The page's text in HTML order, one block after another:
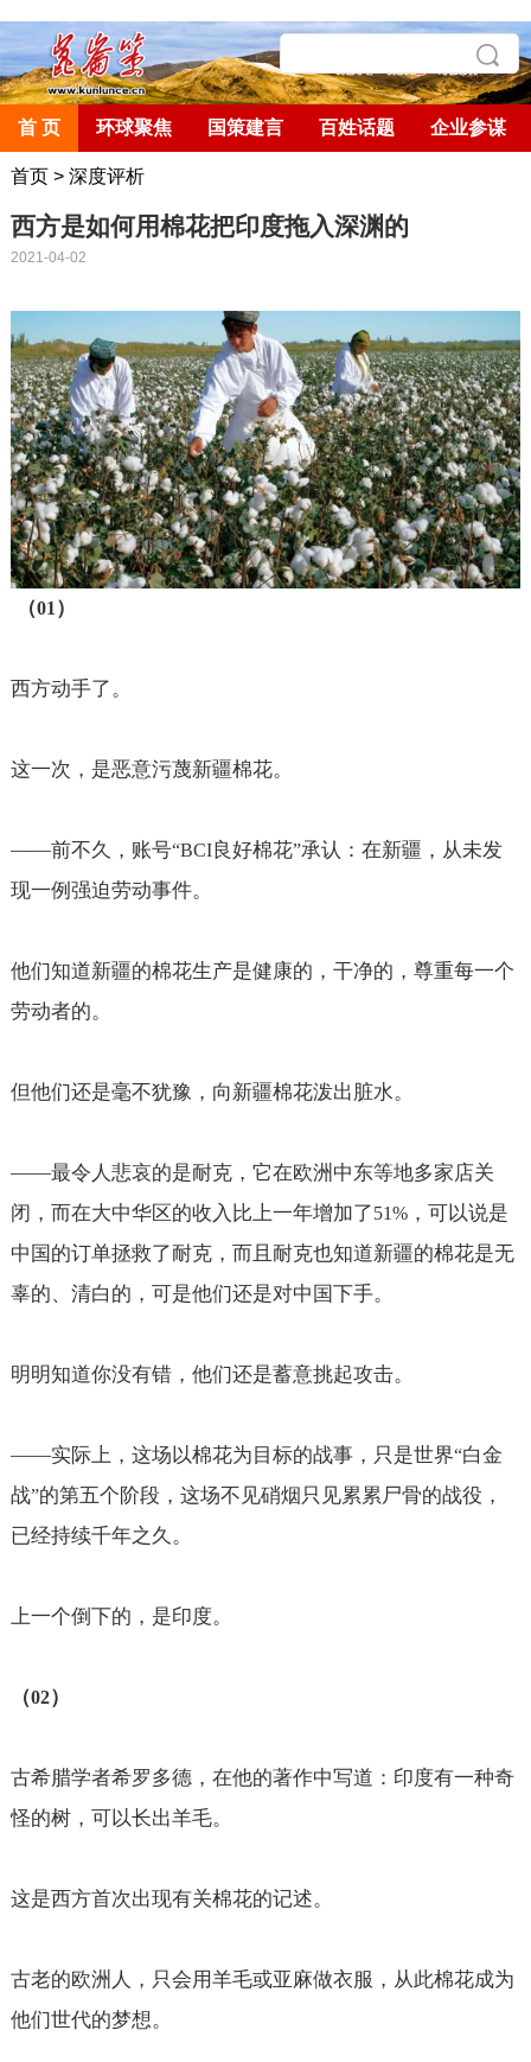
首 页 环球聚焦 国策建言 百姓话题 企业参谋
首页> 深度评析
西方是如何用棉花把印度拖入深渊的
2021-04-02
（01）
西方动手了。
这一次，是恶意污蔑新疆棉花。
——前不久，账号“BCI良好棉花”承认：在新疆，从未发
现一例强迫劳动事件。
他们知道新疆的棉花生产是健康的，干净的，尊重每一个
劳动者的。
但他们还是毫不犹豫，向新疆棉花泼出脏水。
——最令人悲哀的是耐克，它在欧洲中东等地多家店关
闭，而在大中华区的收入比上一年增加了51%，可以说是
中国的订单拯救了耐克，而且耐克也知道新疆的棉花是无
辜的、清白的，可是他们还是对中国下手。
明明知道你没有错，他们还是蓄意挑起攻击。
——实际上，这场以棉花为目标的战事，只是世界“白金
战”的第五个阶段，这场不见硝烟只见累累尸骨的战役，
已经持续千年之久。
上一个倒下的，是印度。
（02）
古希腊学者希罗多德，在他的著作中写道：印度有一种奇
怪的树，可以长出羊毛。
这是西方首次出现有关棉花的记述。
古老的欧洲人，只会用羊毛或亚麻做衣服，从此棉花成为
他们世代的梦想。